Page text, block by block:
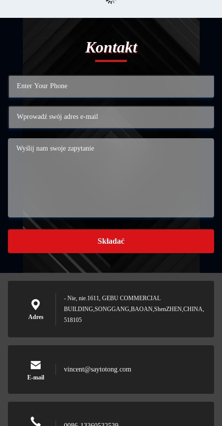
Kontakt
Składać
Adres
- Nie, nie.1611, GEBU COMMERCIAL
BUILDING,SONGGANG,BAOAN,ShenZHEN,CHINA,
518105
E-mail
vincent@saytotong.com